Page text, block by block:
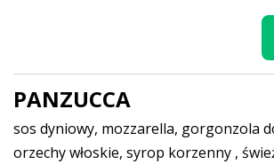
PANZUCCA
sos dyniowy, mozzarella, gorgonzola
orzechy włoskie, syrop korzenny ,